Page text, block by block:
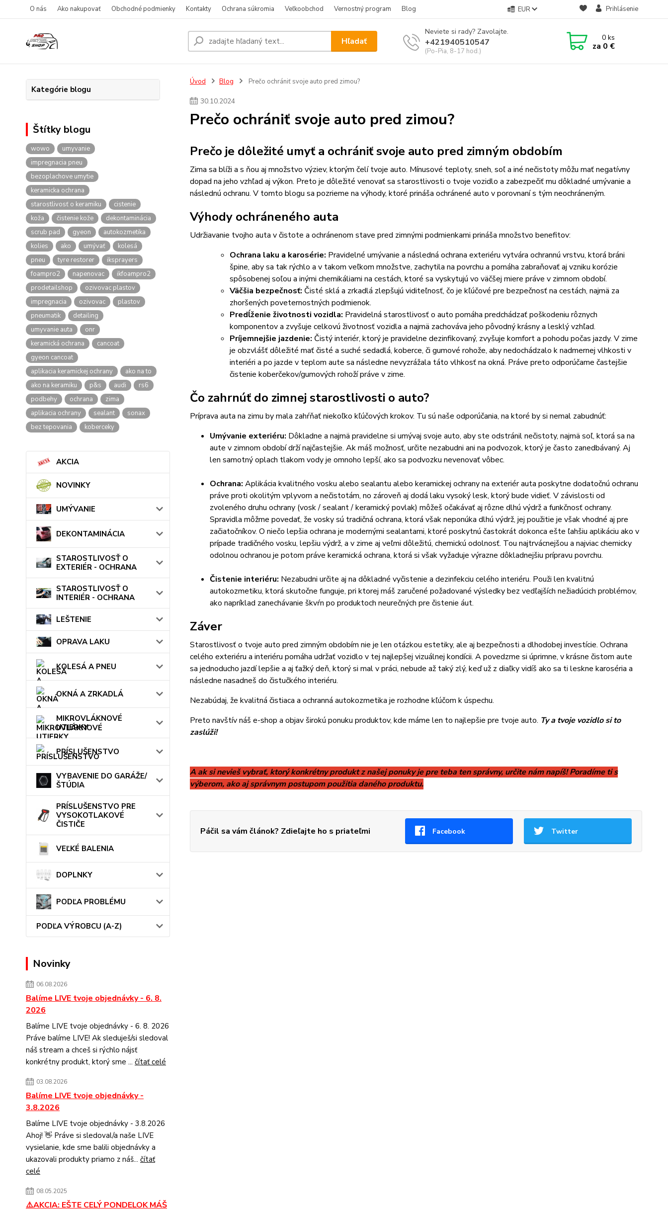
O nás Ako nakupovať Obchodné podmienky Kontakty Ochrana súkromia Veľkoobchod Vernostný program Blog EUR Prihlásenie
Hľadať
Neviete si rady? Zavolajte.
+421940510547
(Po-Pia, 8-17 hod.)
0ks
za 0 €
Kategórie blogu
Štítky blogu
wowo
umyvanie
impregnacia pneu
bezoplachove umytie
keramicka ochrana
starostlivosť o keramiku
cistenie
koža
čistenie kože
dekontaminácia
scrub pad
gyeon
autokozmetika
kolies
ako umývať
kolesá
pneu
tyre restorer
iksprayers
foampro2
napenovac
ikfoampro2
prodetailshop
ozivovac plastov
impregnacia
ozivovac
plastov
pneumatik
detailing
umyvanie auta
onr
keramická ochrana
cancoat
gyeon cancoat
aplikacia keramickej ochrany
ako na to
ako na keramiku
p&s audi
rs6
podbehy
ochrana
zima
aplikacia ochrany
sealant
sonax
bez tepovania
koberceky
AKCIA
NOVINKY
UMÝVANIE
DEKONTAMINÁCIA
STAROSTLIVOSŤ O
EXTERIÉR - OCHRANA
STAROSTLIVOSŤ O
INTERIÉR - OCHRANA
LEŠTENIE
OPRAVA LAKU
KOLESÁ A PNEU
OKNÁ A ZRKADLÁ
MIKROVLÁKNOVÉ
UTIERKY
PRÍSLUŠENSTVO
VYBAVENIE DO GARÁŽE/
ŠTÚDIA
PRÍSLUŠENSTVO PRE
VYSOKOTLAKOVÉ
ČISTIČE
VEĽKÉ BALENIA
DOPLNKY
PODĽA PROBLÉMU
PODĽA VÝROBCU (A-Z)
Novinky
06.08.2026
Balíme LIVE tvoje objednávky - 6. 8.
2026
Balíme LIVE tvoje objednávky - 6. 8. 2026
Práve balíme LIVE! Ak sleduješ/si sledoval
náš stream a chceš si rýchlo nájsť
konkrétny produkt, ktorý sme ... čítať celé
03.08.2026
Balíme LIVE tvoje objednávky -
3.8.2026
Balíme LIVE tvoje objednávky - 3.8.2026
Ahoj! 👋 Práve si sledoval/a naše LIVE
vysielanie, kde sme balili objednávky a
ukazovali produkty priamo z náš... čítať
celé
08.05.2025
⚠️AKCIA: EŠTE CELÝ PONDELOK MÁŠ
Úvod Blog Prečo ochrániť svoje auto pred zimou?
30.10.2024
Prečo ochrániť svoje auto pred zimou?
Prečo je dôležité umyť a ochrániť svoje auto pred zimným obdobím
Zima sa blíži a s ňou aj množstvo výziev, ktorým čelí tvoje auto. Mínusové teploty, sneh, soľ a iné nečistoty môžu mať negatívny
dopad na jeho vzhľad aj výkon. Preto je dôležité venovať sa starostlivosti o tvoje vozidlo a zabezpečiť mu dôkladné umývanie a
následnú ochranu. V tomto blogu sa pozrieme na výhody, ktoré prináša ochránené auto v porovnaní s tým neochráneným.
Výhody ochráneného auta
Udržiavanie tvojho auta v čistote a ochránenom stave pred zimnými podmienkami prináša množstvo benefitov:
Ochrana laku a karosérie: Pravidelné umývanie a následná ochrana exteriéru vytvára ochrannú vrstvu, ktorá bráni
špine, aby sa tak rýchlo a v takom veľkom množstve, zachytila na povrchu a pomáha zabraňovať aj vzniku korózie
spôsobenej soľou a inými chemikáliami na cestách, ktoré sa vyskytujú vo väčšej miere práve v zimnom období.
Väčšia bezpečnosť: Čisté sklá a zrkadlá zlepšujú viditeľnosť, čo je kľúčové pre bezpečnosť na cestách, najmä za
zhoršených poveternostných podmienok.
Predĺženie životnosti vozidla: Pravidelná starostlivosť o auto pomáha predchádzať poškodeniu rôznych
komponentov a zvyšuje celkovú životnosť vozidla a najmä zachováva jeho pôvodný krásny a lesklý vzhľad.
Príjemnejšie jazdenie: Čistý interiér, ktorý je pravidelne dezinfikovaný, zvyšuje komfort a pohodu počas jazdy. V zime
je obzvlášť dôležité mať čisté a suché sedadlá, koberce, či gumové rohože, aby nedochádzalo k nadmernej vlhkosti v
interiéri a po jazde v teplom aute sa následne nevyzrážala táto vlhkosť na okná. Práve preto odporúčame častejšie
čistenie koberčekov/gumových rohoží práve v zime.
Čo zahrnúť do zimnej starostlivosti o auto?
Príprava auta na zimu by mala zahŕňať niekoľko kľúčových krokov. Tu sú naše odporúčania, na ktoré by si nemal zabudnúť:
Umývanie exteriéru: Dôkladne a najmä pravidelne si umývaj svoje auto, aby ste odstránil nečistoty, najmä soľ, ktorá sa na
aute v zimnom období drží najčastejšie. Ak máš možnosť, určite nezabudni ani na podvozok, ktorý je často zanedbávaný. Aj
len samotný oplach tlakom vody je omnoho lepší, ako sa podvozku nevenovať vôbec.
Ochrana: Aplikácia kvalitného vosku alebo sealantu alebo keramickej ochrany na exteriér auta poskytne dodatočnú ochranu
práve proti okolitým vplyvom a nečistotám, no zároveň aj dodá laku vysoký lesk, ktorý bude vidieť. V závislosti od
zvoleného druhu ochrany (vosk / sealant / keramický povlak) môžeš očakávať aj rôzne dlhú výdrž a funkčnosť ochrany.
Spravidla môžme povedať, že vosky sú tradičná ochrana, ktorá však neponúka dlhú výdrž, jej použitie je však vhodné aj pre
začiatočníkov. O niečo lepšia ochrana je modernými sealantami, ktoré poskytnú častokrát dokonca ešte ľahšiu aplikáciu ako v
prípade tradičného vosku, lepšiu výdrž, a v zime aj veľmi dôležitú, chemickú odolnosť. Tou najtrvácnejšou a najviac chemicky
odolnou ochranou je potom práve keramická ochrana, ktorá si však vyžaduje výrazne dôkladnejšiu prípravu povrchu.
Čistenie interiéru: Nezabudni určite aj na dôkladné vyčistenie a dezinfekciu celého interiéru. Použi len kvalitnú
autokozmetiku, ktorá skutočne funguje, pri ktorej máš zaručené požadované výsledky bez vedľajších nežiadúcich problémov,
ako napríklad zanechávanie škvŕn po produktoch neurečných pre čistenie áut.
Záver
Starostlivosť o tvoje auto pred zimným obdobím nie je len otázkou estetiky, ale aj bezpečnosti a dlhodobej investície. Ochrana
celého exteriéru a interiéru pomáha udržať vozidlo v tej najlepšej vizuálnej kondícii. A povedzme si úprimne, v krásne čistom aute
sa jednoducho jazdí lepšie a aj ťažký deň, ktorý si mal v práci, nebude až taký zlý, keď už z diaľky vidíš ako sa ti leskne karoséria a
následne nasadneš do čistučkého interiéru.
Nezabúdaj, že kvalitná čistiaca a ochranná autokozmetika je rozhodne kľúčom k úspechu.
Preto navštív náš e-shop a objav širokú ponuku produktov, kde máme len to najlepšie pre tvoje auto. Ty a tvoje vozidlo si to
zaslúži!
A ak si nevieš vybrať, ktorý konkrétny produkt z našej ponuky je pre teba ten správny, určite nám napíš! Poradíme ti s
výberom, ako aj správnym postupom použitia daného produktu.
Páčil sa vám článok? Zdieľajte ho s priateľmi Facebook Twitter